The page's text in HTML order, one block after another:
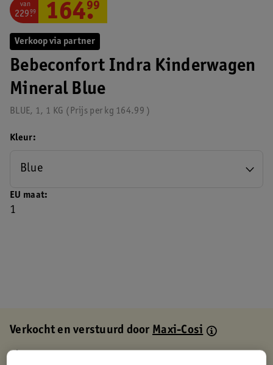
Verkoop via partner
Bebeconfort Indra Kinderwagen
Mineral Blue
BLUE, 1, 1 KG 164.99
Prijs per kg
van
229.
99 164.
99
EU maat
1
Kleur
Blue
Verkocht en verstuurd doorMaxi-Cosi